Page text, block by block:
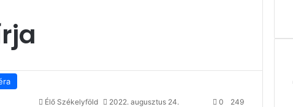
Élő Székelyföld 2022. augusztus 24. 0 249